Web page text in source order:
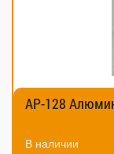
AP-128
В наличии